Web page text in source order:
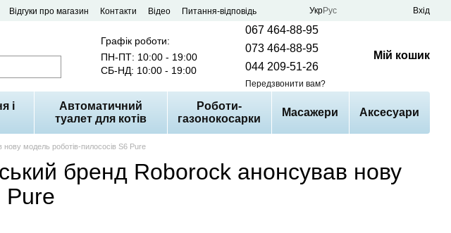
Відгуки про магазин Контакти Відео
Питання-відповідь
УкрРус Вхід
Графік роботи:
ПН-ПТ: 10:00 - 19:00
СБ-НД: 10:00 - 19:00
067 464-88-95
073 464-88-95
044 209-51-26
Передзвонити вам?
Мій кошик
і
Автоматичний
туалет для котів
Роботи-
газонокосарки
Масажери Аксесуари
модель роботів-пилососів S6 Pure
бренд Roborock анонсував нову
Pure